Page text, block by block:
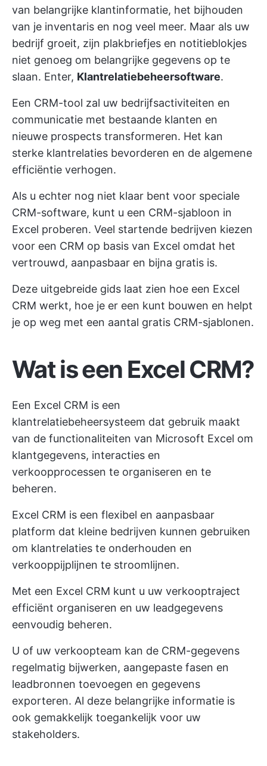
van belangrijke klantinformatie, het bijhouden
van je inventaris en nog veel meer. Maar als uw
bedrijf groeit, zijn plakbriefjes en notitieblokjes
niet genoeg om belangrijke gegevens op te
slaan. Enter, Klantrelatiebeheersoftware.
Een CRM-tool zal uw bedrijfsactiviteiten en
communicatie met bestaande klanten en
nieuwe prospects transformeren. Het kan
sterke klantrelaties bevorderen en de algemene
efficiëntie verhogen.
Als u echter nog niet klaar bent voor speciale
CRM-software, kunt u een CRM-sjabloon in
Excel proberen. Veel startende bedrijven kiezen
voor een CRM op basis van Excel omdat het
vertrouwd, aanpasbaar en bijna gratis is.
Deze uitgebreide gids laat zien hoe een Excel
CRM werkt, hoe je er een kunt bouwen en helpt
je op weg met een aantal gratis CRM-sjablonen.
Wat is een Excel CRM?
Een Excel CRM is een
klantrelatiebeheersysteem dat gebruik maakt
van de functionaliteiten van Microsoft Excel om
klantgegevens, interacties en
verkoopprocessen te organiseren en te
beheren.
Excel CRM is een flexibel en aanpasbaar
platform dat kleine bedrijven kunnen gebruiken
om klantrelaties te onderhouden en
verkooppijplijnen te stroomlijnen.
Met een Excel CRM kunt u uw verkooptraject
efficiënt organiseren en uw leadgegevens
eenvoudig beheren.
U of uw verkoopteam kan de CRM-gegevens
regelmatig bijwerken, aangepaste fasen en
leadbronnen toevoegen en gegevens
exporteren. Al deze belangrijke informatie is
ook gemakkelijk toegankelijk voor uw
stakeholders.